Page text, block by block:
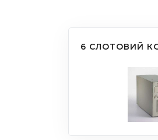
6 СЛОТОВИЙ